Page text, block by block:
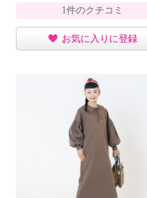
1件のクチコミ
お気に入りに登録